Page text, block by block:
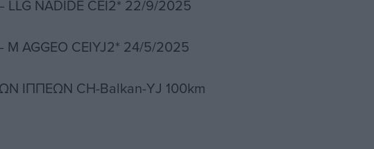
NADIDE CEI2* 22/9/2025
AGGEO CEIYJ2* 24/5/2025
CH-Balkan-ΥJ 100km